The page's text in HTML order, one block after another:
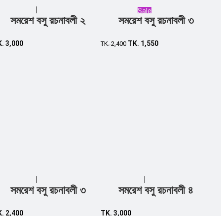
Add to cart
সমরেশ বসু রচনাবলী ২
3,000
Sale
সমরেশ বসু রচনাবলী ৩
TK.2,400 TK. 1,550
Add to cart
সমরেশ বসু রচনাবলী ৩
2,400
Add to cart
সমরেশ বসু রচনাবলী ৪
TK. 3,000